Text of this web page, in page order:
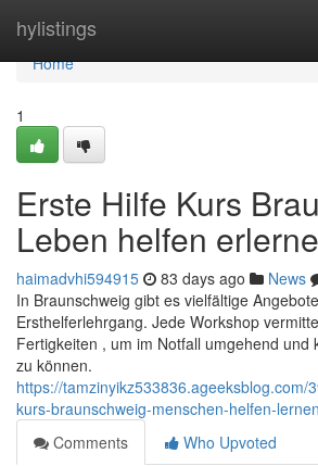
hylistings
Home
Home
1
Erste Hilfe Kurs
Leben helfen
haimadvhi594915 83 days ago News
In Braunschweig gibt es vielfältige
Ersthelferlehrgang. Jede Workshop
Fertigkeiten , um im Notfall umgehend und
zu können.
https://tamzinyikz533836.ageeksblog.com/
kurs-braunschweig-menschen-helfen-lernen
Comments
Who Upvoted